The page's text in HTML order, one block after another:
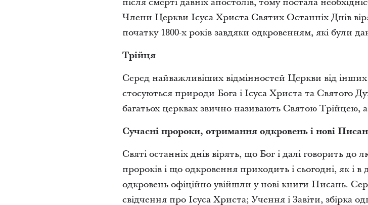
Члени Церкви Ісуса Христа Святих Останніх Днів
початку 1800-х років завдяки одкровенням, які були
Трійця
Серед найважливіших відмінностей Церкви від
стосуються природи Бога і Ісуса Христа та Святого
багатьох церквах звично називають Святою Трійцею,
Сучасні пророки, отримання одкровень і нові
Святі останніх днів вірять, що Бог і далі говорить
пророків і що одкровення приходить і сьогодні, як і в
одкровень офіційно увійшли у нові книги Писань.
свідчення про Ісуса Христа; Учення і Завіти, збірка